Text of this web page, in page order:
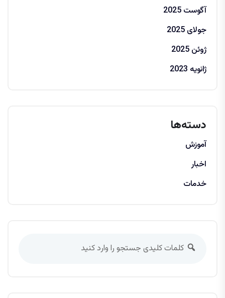
آگوست 2025
جولای 2025
ژوئن 2025
ژانویه 2023
دسته‌ها
آموزش
اخبار
خدمات